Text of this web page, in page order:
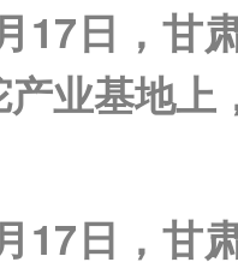
17日，甘
产业基地
17日，甘